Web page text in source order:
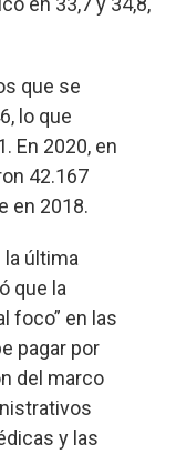
que se
lo que
En 2020, en
42.167
en 2018.
última
que la
foco” en las
pagar por
del marco
y las